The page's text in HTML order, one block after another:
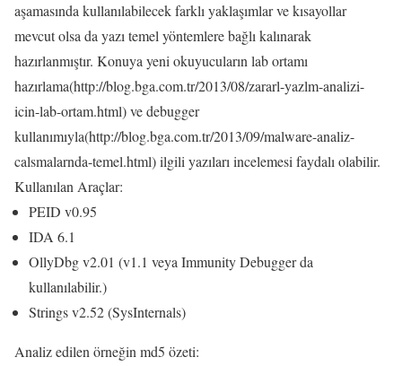
aşamasında kullanılabilecek farklı yaklaşımlar ve kısayollar
mevcut olsa da yazı temel yöntemlere bağlı kalınarak
hazırlanmıştır. Konuya yeni okuyucuların lab ortamı
hazırlama(http://blog.bga.com.tr/2013/08/zararl-yazlm-analizi-
icin-lab-ortam.html) ve debugger
kullanımıyla(http://blog.bga.com.tr/2013/09/malware-analiz-
calsmalarnda-temel.html) ilgili yazıları incelemesi faydalı olabilir.
Kullanılan Araçlar:
PEID v0.95
IDA 6.1
OllyDbg v2.01 (v1.1 veya Immunity Debugger da
kullanılabilir.)
Strings v2.52 (SysInternals)
Analiz edilen örneğin md5 özeti: